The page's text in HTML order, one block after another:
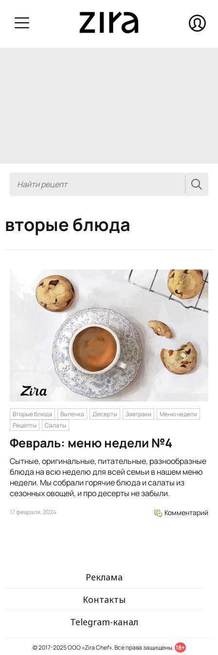
вторые блюда
Вторые блюда Выпечка Десерты Завтраки
Меню недели
Рецепты
Салаты
Февраль: меню недели №4
Сытные, оригинальные, питательные, разнообразные
блюда на всю неделю для всей семьи в нашем меню
недели. Мы собрали горячие блюда и салаты из
сезонных овощей, и про десерты не забыли.
17 февраля, 2024 Комментарий
Реклама
Контакты
Telegram-канал
© 2017-2025 ООО «Zira Chef». Все права защищены. 18+